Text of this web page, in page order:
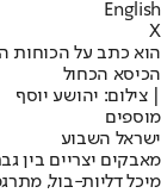
English
X
הוא כתב על הכוחות
הכיסא הכחול
| צילום: יהושע יוסף
מוספים
ישראל השבוע
מאבקים יצריים בין
מיכל דליות-בול,